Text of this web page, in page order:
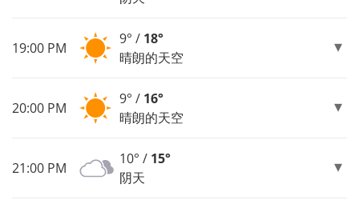
19:00 PM
9° / 18°
晴朗的天空
20:00 PM
9° / 16°
晴朗的天空
21:00 PM
10° / 15°
阴天